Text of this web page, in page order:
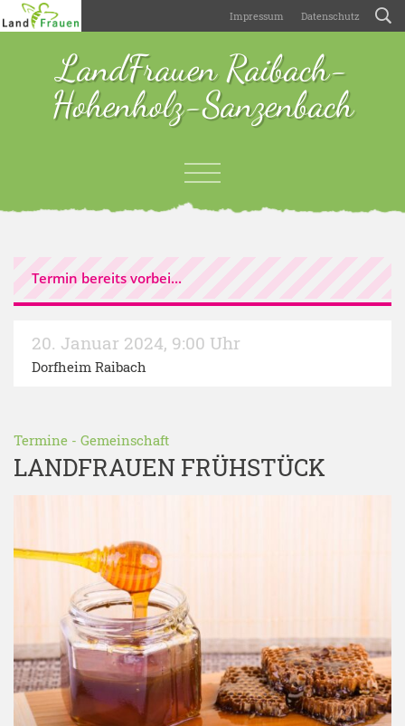
Impressum Datenschutz
LandFrauen Raibach-
Hohenholz-Sanzenbach
Termin bereits vorbei...
20. Januar 2024, 9:00 Uhr
Dorfheim Raibach
Termine - Gemeinschaft
LANDFRAUEN FRÜHSTÜCK